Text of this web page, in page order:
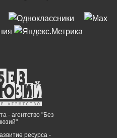
- агентство "Без
ресурса -